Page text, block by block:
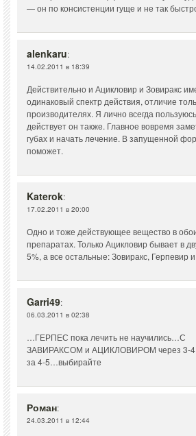
— он по консистенции гуще и не так
alenkaru:
14.02.2011 в 18:39
Действительно и Ацикловир и Зовиракс
одинаковый спектр действия, отличие
производителях. Я лично всегда
действует он также. Главное вовремя
губах и начать лечение. В запущенной
поможет.
Katerok:
17.02.2011 в 20:00
Одно и тоже действующее вещество в
препаратах. Только Ацикловир бывает в
5%, а все остальные: Зовиракс, Герпевир
Garri49:
06.03.2011 в 02:38
…ГЕРПЕС пока лечить не научились…С
ЗАВИРАКСОМ и АЦИКЛОВИРОМ через 3-4
за 4-5…выбирайте
Роман:
24.03.2011 в 12:44